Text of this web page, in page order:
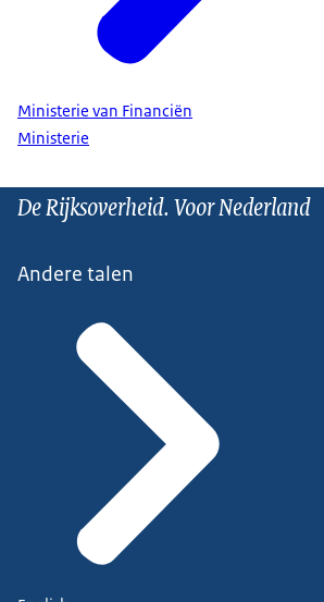
Ministerie van Financiën
Ministerie
De Rijksoverheid. Voor Nederland
Andere talen